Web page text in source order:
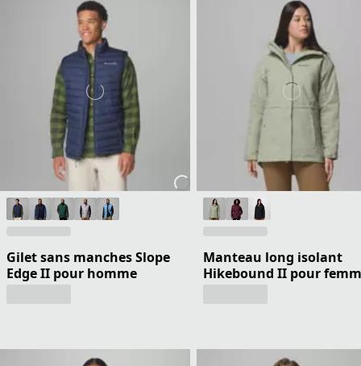
Gilet sans manches Slope
Edge II pour homme
Manteau long isolant
Hikebound II pour